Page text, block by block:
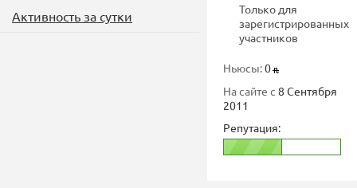
Активность за сутки
Только для
зарегистрированных
участников
Ньюсы:0
На сайте с 8 Сентября
2011
Репутация: